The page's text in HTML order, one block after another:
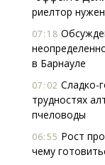
риелтор нужен
07:18
в Барнауле
07:02 Сладко-
трудностях
пчеловоды
06:55 Рост
чему